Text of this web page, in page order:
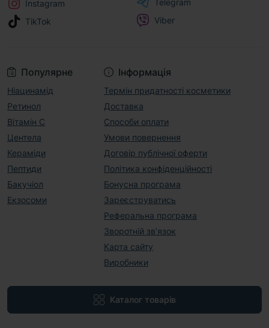
Популярне
Ніацинамід
Ретинол
Вітамін С
Центела
Кераміди
Пептиди
Бакучіол
Екзосоми
Інформація
Термін придатності косметики
Доставка
Способи оплати
Умови повернення
Договір публічної оферти
Політика конфіденційності
Бонусна програма
Зареєструватись
Реферальна програма
Зворотній зв’язок
Карта сайту
Виробники
Каталог товарів
Instagram
TikTok
Telegram
Viber